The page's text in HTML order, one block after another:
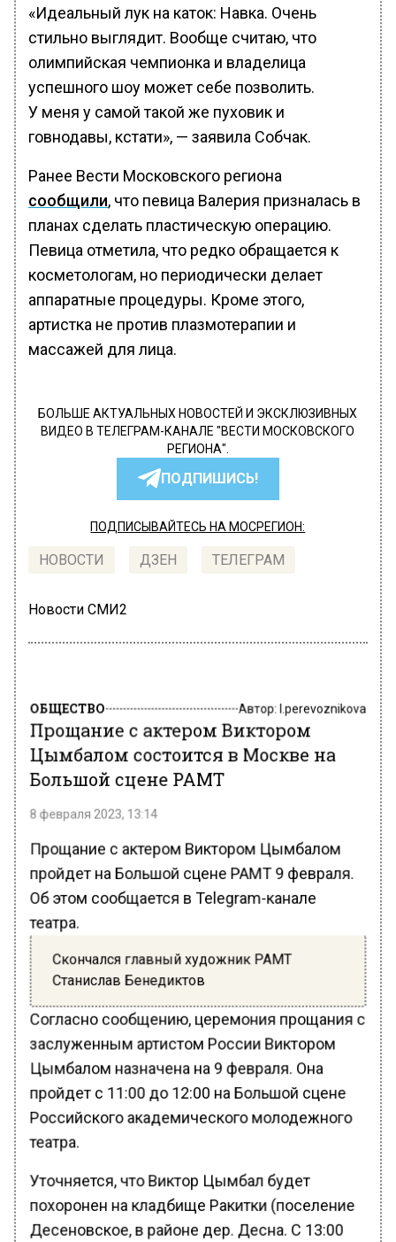
«Идеальный лук на каток: Навка. Очень
стильно выглядит. Вообще считаю, что
олимпийская чемпионка и владелица
успешного шоу может себе позволить.
У меня у самой такой же пуховик и
говнодавы, кстати», — заявила Собчак.
Ранее Вести Московского региона
сообщили, что певица Валерия призналась в
планах сделать пластическую операцию.
Певица отметила, что редко обращается к
косметологам, но периодически делает
аппаратные процедуры. Кроме этого,
артистка не против плазмотерапии и
массажей для лица.
БОЛЬШЕ АКТУАЛЬНЫХ НОВОСТЕЙ И ЭКСКЛЮЗИВНЫХ
ВИДЕО В ТЕЛЕГРАМ-КАНАЛЕ "ВЕСТИ МОСКОВСКОГО
РЕГИОНА".
ПОДПИШИСЬ!
ПОДПИСЫВАЙТЕСЬ НА МОСРЕГИОН:
НОВОСТИ ДЗЕН ТЕЛЕГРАМ
Новости СМИ2
ОБЩЕСТВО Автор:l.perevoznikova
Прощание с актером Виктором
Цымбалом состоится в Москве на
Большой сцене РАМТ
8 февраля 2023, 13:14
Прощание с актером Виктором Цымбалом
пройдет на Большой сцене РАМТ 9 февраля.
Об этом сообщается в Telegram-канале
театра.
Скончался главный художник РАМТ
Станислав Бенедиктов
Согласно сообщению, церемония прощания с
заслуженным артистом России Виктором
Цымбалом назначена на 9 февраля. Она
пройдет с 11:00 до 12:00 на Большой сцене
Российского академического молодежного
театра.
Уточняется, что Виктор Цымбал будет
похоронен на кладбище Ракитки (поселение
Десеновское, в районе дер. Десна. С 13:00